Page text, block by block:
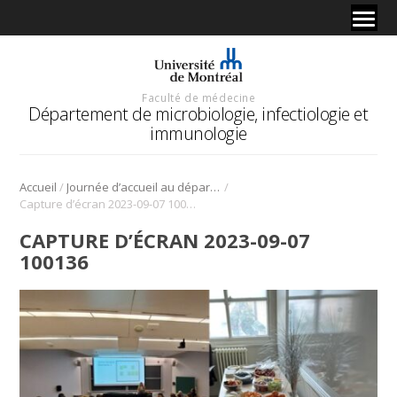
Faculté de médecine
Département de microbiologie, infectiologie et
immunologie
Accueil / Journée d’accueil au département de microbiologie, infectiologie et immunologie /
Capture d’écran 2023-09-07 100136
CAPTURE D’ÉCRAN 2023-09-07
100136